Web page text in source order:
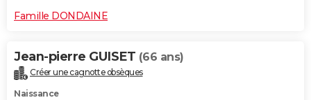
Famille DONDAINE
Jean-pierre GUISET (66 ans)
Créer une cagnotte obsèques
Naissance